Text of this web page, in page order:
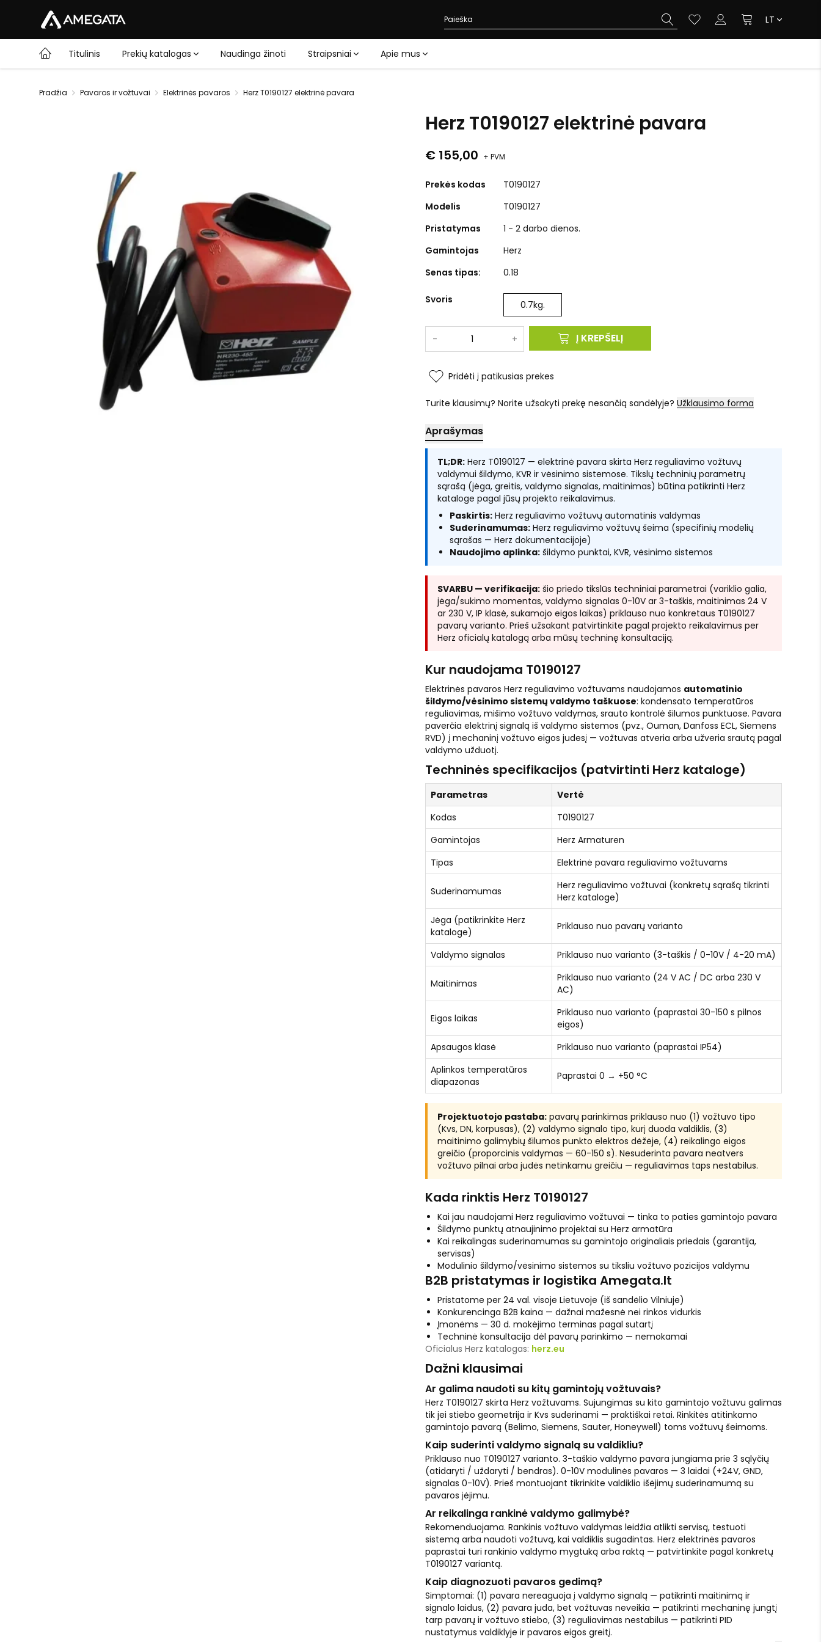
LT
Titulinis Prekių katalogas Naudinga žinoti Straipsniai Apie mus
Pradžia Pavaros ir vožtuvai Elektrinės pavaros Herz T0190127 elektrinė pavara
Herz T0190127 elektrinė pavara
€ 155,00 + PVM
Prekės kodas
T0190127
Modelis
T0190127
Pristatymas
1 - 2 darbo dienos.
Gamintojas
Herz
Senas tipas:
0.18
Svoris 0.7kg.
- + Į KREPŠELĮ
Pridėti į patikusias prekes
Turite klausimų? Norite užsakyti prekę nesančią sandėlyje? Užklausimo forma
Aprašymas
TL;DR: Herz T0190127 — elektrinė pavara skirta Herz reguliavimo vožtuvų
valdymui šildymo, KVR ir vėsinimo sistemose. Tikslų techninių parametrų
sąrašą (jėga, greitis, valdymo signalas, maitinimas) būtina patikrinti Herz
kataloge pagal jūsų projekto reikalavimus.
Paskirtis: Herz reguliavimo vožtuvų automatinis valdymas
Suderinamumas: Herz reguliavimo vožtuvų šeima (specifinių modelių
sąrašas — Herz dokumentacijoje)
Naudojimo aplinka: šildymo punktai, KVR, vėsinimo sistemos
SVARBU — verifikacija: šio priedo tikslūs techniniai parametrai (variklio galia,
jėga/sukimo momentas, valdymo signalas 0-10V ar 3-taškis, maitinimas 24 V
ar 230 V, IP klasė, sukamojo eigos laikas) priklauso nuo konkretaus T0190127
pavarų varianto. Prieš užsakant patvirtinkite pagal projekto reikalavimus per
Herz oficialų katalogą arba mūsų techninę konsultaciją.
Kur naudojama T0190127
Elektrinės pavaros Herz reguliavimo vožtuvams naudojamos automatinio
šildymo/vėsinimo sistemų valdymo taškuose: kondensato temperatūros
reguliavimas, mišimo vožtuvo valdymas, srauto kontrolė šilumos punktuose. Pavara
paverčia elektrinį signalą iš valdymo sistemos (pvz., Ouman, Danfoss ECL, Siemens
RVD) į mechaninį vožtuvo eigos judesį — vožtuvas atveria arba užveria srautą pagal
valdymo užduotį.
Techninės specifikacijos (patvirtinti Herz kataloge)
Parametras
Vertė
Kodas
T0190127
Gamintojas
Herz Armaturen
Tipas
Elektrinė pavara reguliavimo vožtuvams
Suderinamumas
Herz reguliavimo vožtuvai (konkretų sąrašą tikrinti
Herz kataloge)
Jėga (patikrinkite Herz
kataloge)
Priklauso nuo pavarų varianto
Valdymo signalas Priklauso nuo varianto (3-taškis / 0-10V / 4-20 mA)
Maitinimas
Priklauso nuo varianto (24 V AC / DC arba 230 V
AC)
Eigos laikas
Priklauso nuo varianto (paprastai 30-150 s pilnos
eigos)
Apsaugos klasė
Priklauso nuo varianto (paprastai IP54)
Aplinkos temperatūros
diapazonas
Paprastai 0 → +50 °C
Projektuotojo pastaba: pavarų parinkimas priklauso nuo (1) vožtuvo tipo
(Kvs, DN, korpusas), (2) valdymo signalo tipo, kurį duoda valdiklis, (3)
maitinimo galimybių šilumos punkto elektros dėžėje, (4) reikalingo eigos
greičio (proporcinis valdymas — 60-150 s). Nesuderinta pavara neatvers
vožtuvo pilnai arba judės netinkamu greičiu — reguliavimas taps nestabilus.
Kada rinktis Herz T0190127
Kai jau naudojami Herz reguliavimo vožtuvai — tinka to paties gamintojo pavara
Šildymo punktų atnaujinimo projektai su Herz armatūra
Kai reikalingas suderinamumas su gamintojo originaliais priedais (garantija,
servisas)
Modulinio šildymo/vėsinimo sistemos su tiksliu vožtuvo pozicijos valdymu
B2B pristatymas ir logistika Amegata.lt
Pristatome per 24 val. visoje Lietuvoje (iš sandėlio Vilniuje)
Konkurencinga B2B kaina — dažnai mažesnė nei rinkos vidurkis
Įmonėms — 30 d. mokėjimo terminas pagal sutartį
Techninė konsultacija dėl pavarų parinkimo — nemokamai
Oficialus Herz katalogas: herz.eu
Dažni klausimai
Ar galima naudoti su kitų gamintojų vožtuvais?
Herz T0190127 skirta Herz vožtuvams. Sujungimas su kito gamintojo vožtuvu galimas
tik jei stiebo geometrija ir Kvs suderinami — praktiškai retai. Rinkitės atitinkamo
gamintojo pavarą (Belimo, Siemens, Sauter, Honeywell) toms vožtuvų šeimoms.
Kaip suderinti valdymo signalą su valdikliu?
Priklauso nuo T0190127 varianto. 3-taškio valdymo pavara jungiama prie 3 sąlyčių
(atidaryti / uždaryti / bendras). 0-10V modulinės pavaros — 3 laidai (+24V, GND,
signalas 0-10V). Prieš montuojant tikrinkite valdiklio išėjimų suderinamumą su
pavaros įėjimu.
Ar reikalinga rankinė valdymo galimybė?
Rekomenduojama. Rankinis vožtuvo valdymas leidžia atlikti servisą, testuoti
sistemą arba naudoti vožtuvą, kai valdiklis sugadintas. Herz elektrinės pavaros
paprastai turi rankinio valdymo mygtuką arba raktą — patvirtinkite pagal konkretų
T0190127 variantą.
Kaip diagnozuoti pavaros gedimą?
Simptomai: (1) pavara nereaguoja į valdymo signalą — patikrinti maitinimą ir
signalo laidus, (2) pavara juda, bet vožtuvas neveikia — patikrinti mechaninę jungtį
tarp pavarų ir vožtuvo stiebo, (3) reguliavimas nestabilus — patikrinti PID
nustatymus valdiklyje ir pavaros eigos greitį.